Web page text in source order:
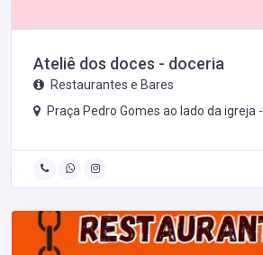
Ateliê dos doces - doceria
Restaurantes e Bares
Praça Pedro Gomes ao lado da igreja -